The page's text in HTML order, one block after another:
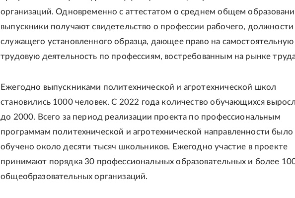
организаций. Одновременно с аттестатом о среднем общем
выпускники получают свидетельство о профессии рабочего, должности
служащего установленного образца, дающее право на самостоятельную
трудовую деятельность по профессиям, востребованным на рынке
Ежегодно выпускниками политехнической и агротехнической школ
становились 1000 человек. С 2022 года количество обучающихся
до 2000. Всего за период реализации проекта по профессиональным
программам политехнической и агротехнической направленности было
обучено около десяти тысяч школьников. Ежегодно участие в проекте
принимают порядка 30 профессиональных образовательных и более
общеобразовательных организаций.